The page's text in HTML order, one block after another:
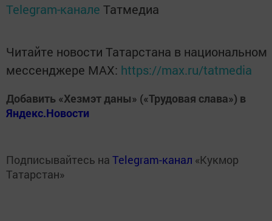
Telegram-канале Татмедиа
Читайте новости Татарстана в национальном
мессенджере MАХ: https://max.ru/tatmedia
Добавить «Хезмэт даны» («Трудовая слава») в
Яндекс.Новости
Подписывайтесь на Telegram-канал «Кукмор
Татарстан»